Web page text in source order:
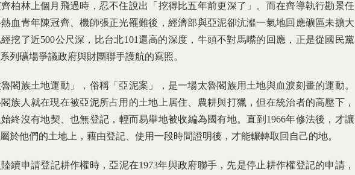
柏林上個月飛過時，忍不住說出「挖得比五年前更深了」。而在齊導執行勘景任
血青年陳冠齊、機師張正光罹難後，經濟部與亞泥卻沆瀣一氣地回應礦區未擴大
挖了近500公尺深，比台北101還高的深度，牛頭不對馬嘴的回應，正是從國民黨
列礦場爭議政府與財團聯手護航的寫照。
魯閣族土地運動」，俗稱「亞泥案」，是一場太魯閣族用土地與血淚刻畫的運動。
族人就在現在被亞泥所占用的土地上居住、農耕與打獵，但在統治者的高壓下，
終沒有地契、也無登記，輕而易舉地被收編為國有地。直到1966年修法後，才讓
於他們的土地上，藉由登記、使用一段時間證明後，才能輾轉取回自己的地。
續申請登記耕作權時，亞泥在1973年與政府聯手，先是停止耕作權登記的申請，